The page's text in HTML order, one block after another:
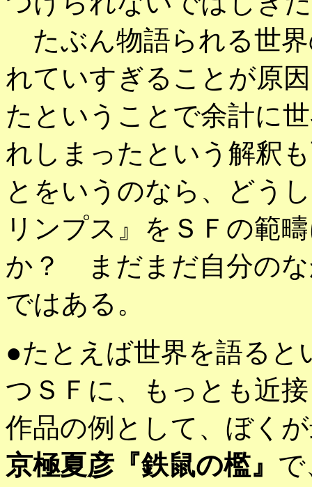
たぶん物語られる世
れていすぎることが原
たということで余計に
れしまったという解釈
とをいうのなら、どう
リンプス』をＳＦの範
か？ まだまだ自分のな
ではある。
●たとえば世界を語ると
つＳＦに、もっとも近
作品の例として、ぼく
京極夏彦『鉄鼠の檻』